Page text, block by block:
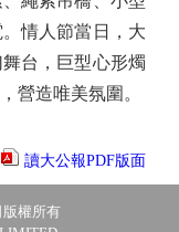
情人節當日，大
台，巨型心形燭
營造唯美氛圍。
讀大公報PDF版面
權所有